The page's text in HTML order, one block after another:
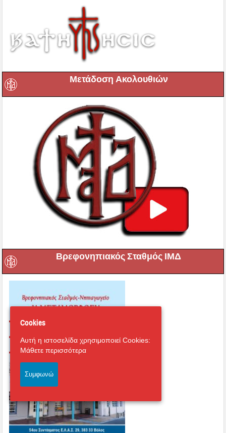
Μετάδοση Ακολουθιών
Βρεφονηπιακός Σταθμός ΙΜΔ
Cookies
Αυτή η ιστοσελίδα χρησιμοποιεί Cookies:
Μάθετε περισσότερα
Συμφωνώ